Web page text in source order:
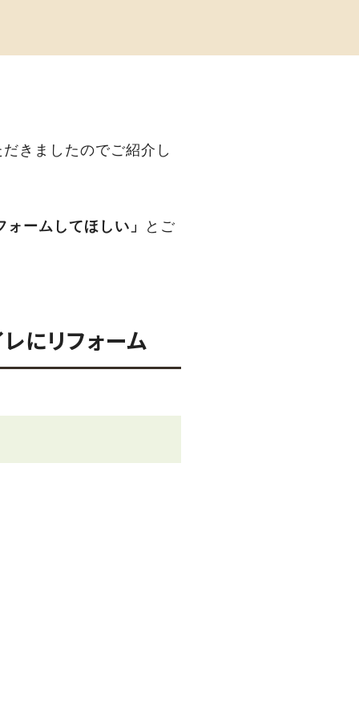
きましたのでご紹介し
ームしてほしい」 とご
にリフォーム